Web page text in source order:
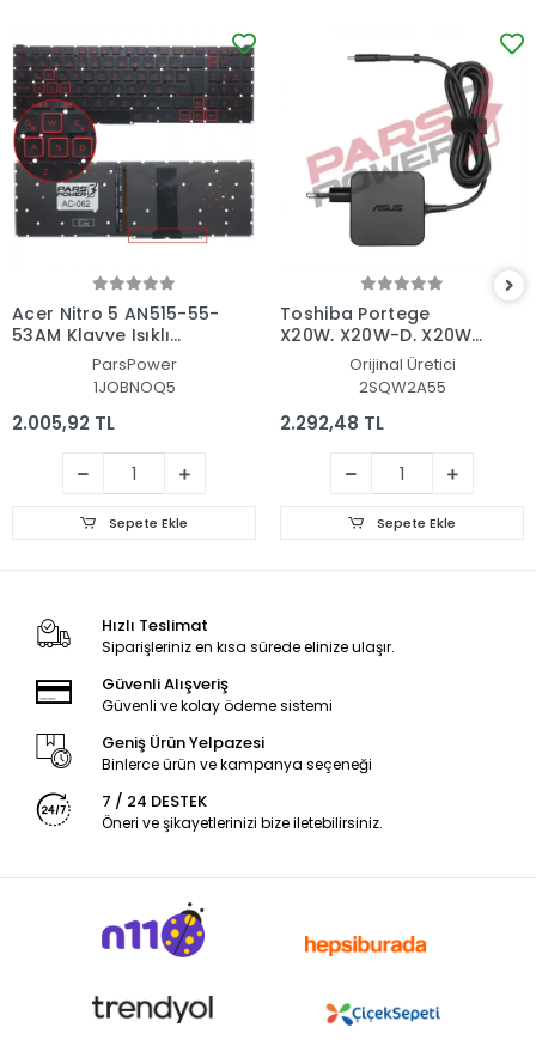
Acer Nitro 5 AN515-55-
53AM Klavye Işıklı
(Siyah TR)ParsPower
1JOBNOQ5
2.005,92 TL
Sepete Ekle
Toshiba Portege
X20W, X20W-D, X20W-
E Adaptör Şarj Aleti-
Orijinal Üretici
2SQW2A55
2.292,48 TL
Sepete Ekle
Hızlı Teslimat
Siparişleriniz en kısa sürede elinize ulaşır.
Güvenli Alışveriş
Güvenli ve kolay ödeme sistemi
Geniş Ürün Yelpazesi
Binlerce ürün ve kampanya seçeneği
7 / 24 DESTEK
Öneri ve şikayetlerinizi bize iletebilirsiniz.